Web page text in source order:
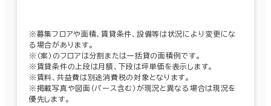
※募集フロアや面積、賃貸条件、設備等は状況により変更にな
る場合があります。
※（案）のフロアは分割または一括貸の面積例です。
※賃貸条件の上段は月額、下段は坪単価を表示します。
※賃料、共益費は別途消費税の対象となります。
※掲載写真や図面（パース含む）が現況と異なる場合は現況を
優先します。